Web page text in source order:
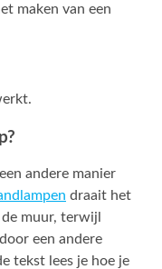
maken van een
andere manier
draait het
muur, terwijl
een andere
tekst lees je hoe je